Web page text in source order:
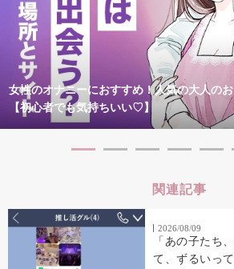
女性のオナニーにおすすめ！人気の大人の
【初心者でも気持ちいい♡】
関連記事
2026/08/09
「あの子たち
て、ずるいっ